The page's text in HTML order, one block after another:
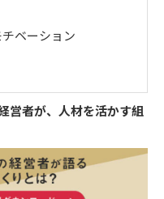
ベーション
営者が、人材を活かす組